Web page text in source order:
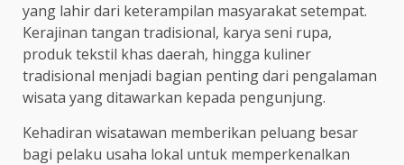
yang lahir dari keterampilan masyarakat setempat.
Kerajinan tangan tradisional, karya seni rupa,
produk tekstil khas daerah, hingga kuliner
tradisional menjadi bagian penting dari pengalaman
wisata yang ditawarkan kepada pengunjung.
Kehadiran wisatawan memberikan peluang besar
bagi pelaku usaha lokal untuk memperkenalkan